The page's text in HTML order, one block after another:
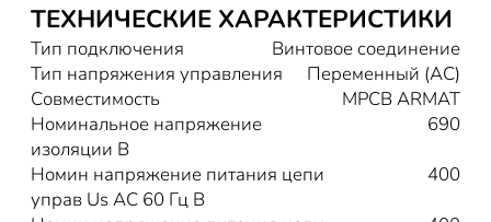
ТЕХНИЧЕСКИЕ ХАРАКТЕРИСТИКИ
Тип подключения
Винтовое соединение
Тип напряжения управления
Переменный (AC)
Совместимость
MPCB ARMAT
Номинальное напряжение
изоляции В
690
Номин напряжение питания цепи
управ Us AC 60 Гц В
400